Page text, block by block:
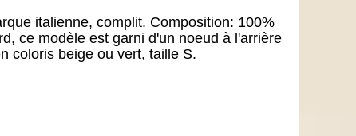
italienne, complit. Composition: 100%
ce modèle est garni d'un noeud à l'arrière
coloris beige ou vert, taille S.